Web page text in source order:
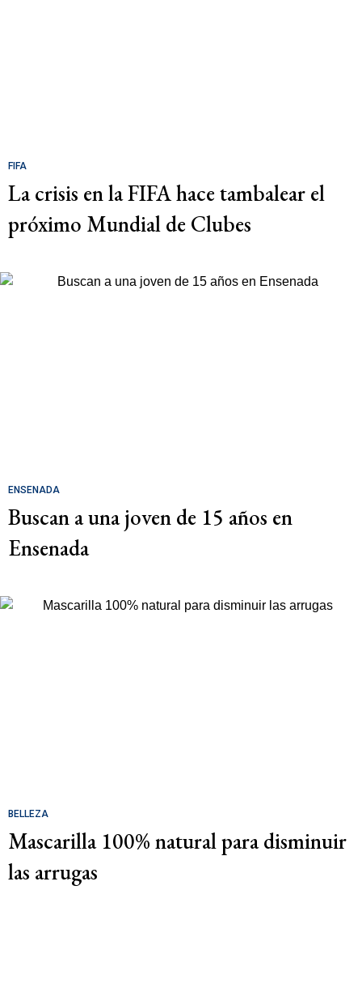
FIFA
La crisis en la FIFA hace tambalear el
próximo Mundial de Clubes
ENSENADA
Buscan a una joven de 15 años en
Ensenada
BELLEZA
Mascarilla 100% natural para disminuir
las arrugas